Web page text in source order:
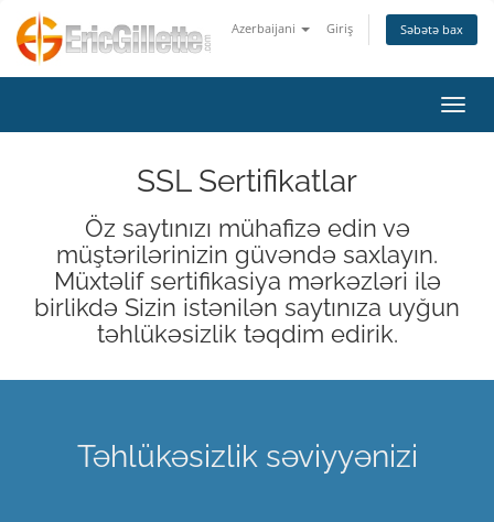
Azerbaijani Giriş Səbətə bax
SSL Sertifikatlar
Öz saytınızı mühafizə edin və
müştərilərinizin güvəndə saxlayın.
Müxtəlif sertifikasiya mərkəzləri ilə
birlikdə Sizin istənilən saytınıza uyğun
təhlükəsizlik təqdim edirik.
Təhlükəsizlik səviyyənizi